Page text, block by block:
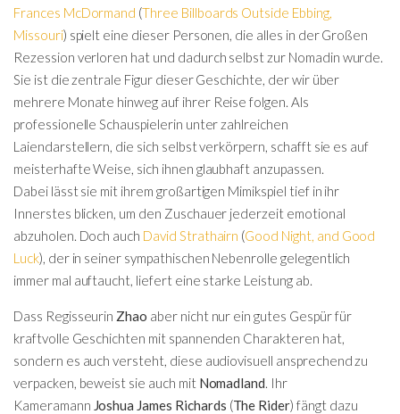
Frances McDormand (Three Billboards Outside Ebbing,
Missouri) spielt eine dieser Personen, die alles in der Großen
Rezession verloren hat und dadurch selbst zur Nomadin wurde.
Sie ist die zentrale Figur dieser Geschichte, der wir über
mehrere Monate hinweg auf ihrer Reise folgen. Als
professionelle Schauspielerin unter zahlreichen
Laiendarstellern, die sich selbst verkörpern, schafft sie es auf
meisterhafte Weise, sich ihnen glaubhaft anzupassen.
Dabei lässt sie mit ihrem großartigen Mimikspiel tief in ihr
Innerstes blicken, um den Zuschauer jederzeit emotional
abzuholen. Doch auch David Strathairn (Good Night, and Good
Luck), der in seiner sympathischen Nebenrolle gelegentlich
immer mal auftaucht, liefert eine starke Leistung ab.
Dass Regisseurin Zhao aber nicht nur ein gutes Gespür für
kraftvolle Geschichten mit spannenden Charakteren hat,
sondern es auch versteht, diese audiovisuell ansprechend zu
verpacken, beweist sie auch mit Nomadland. Ihr
Kameramann Joshua James Richards (The Rider) fängt dazu